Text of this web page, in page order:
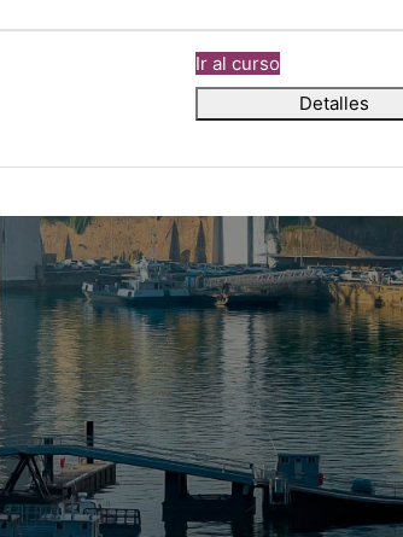
Ir al curso
Detalles